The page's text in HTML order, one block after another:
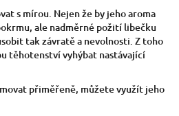
s mírou. Nejen že by jeho aroma
ale nadměrné požití libečku
tak závratě a nevolnosti. Z toho
těhotenství vyhýbat nastávající
přiměřeně, můžete využít jeho